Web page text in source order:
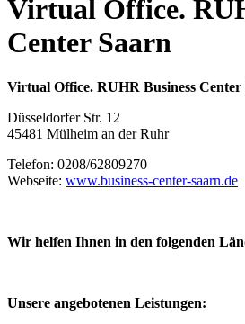
Virtual Office.
Center Saarn
Virtual Office. RUHR Business Center
Düsseldorfer Str. 12
45481 Mülheim an der Ruhr
Telefon: 0208/62809270
Webseite: www.business-center-saarn.de
Wir helfen Ihnen in den folgenden
Unsere angebotenen Leistungen: